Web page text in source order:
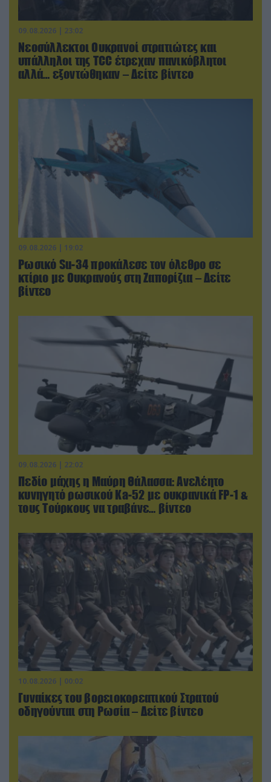
09.08.2026 | 23:02
Νεοσύλλεκτοι Ουκρανοί στρατιώτες και
υπάλληλοι της TCC έτρεχαν πανικόβλητοι
αλλά… εξοντώθηκαν – Δείτε βίντεο
09.08.2026 | 19:02
Ρωσικό Su-34 προκάλεσε τον όλεθρο σε
κτίριο με Ουκρανούς στη Ζαπορίζια – Δείτε
βίντεο
09.08.2026 | 22:02
Πεδίο μάχης η Μαύρη Θάλασσα: Ανελέητο
κυνηγητό ρωσικού Ka-52 με ουκρανικά FP-1 &
τους Τούρκους να τραβάνε… βίντεο
10.08.2026 | 00:02
Γυναίκες του βορειοκορεατικού Στρατού
οδηγούνται στη Ρωσία – Δείτε βίντεο